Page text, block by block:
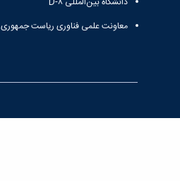
معاونت علمی فناوری ریاست جمهوری